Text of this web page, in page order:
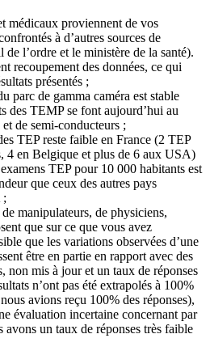
médicaux proviennent de vos
à d’autres sources de
l’ordre et le ministère de la santé).
recoupement des données, ce qui
présentés ;
parc de gamma caméra est stable
des TEMP se font aujourd’hui au
de semi-conducteurs ;
TEP reste faible en France (2 TEP
4 en Belgique et plus de 6 aux USA)
TEP pour 10 000 habitants est
que ceux des autres pays
;
manipulateurs, de physiciens,
que sur ce que vous avez
que les variations observées d’une
être en partie en rapport avec des
non mis à jour et un taux de réponses
n’ont pas été extrapolés à 100%
avions reçu 100% des réponses),
évaluation incertaine concernant par
avons un taux de réponses très faible